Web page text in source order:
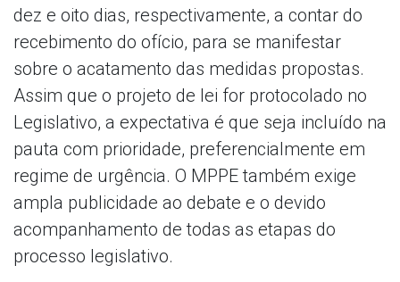
dez e oito dias, respectivamente, a contar do
recebimento do ofício, para se manifestar
sobre o acatamento das medidas propostas.
Assim que o projeto de lei for protocolado no
Legislativo, a expectativa é que seja incluído na
pauta com prioridade, preferencialmente em
regime de urgência. O MPPE também exige
ampla publicidade ao debate e o devido
acompanhamento de todas as etapas do
processo legislativo.